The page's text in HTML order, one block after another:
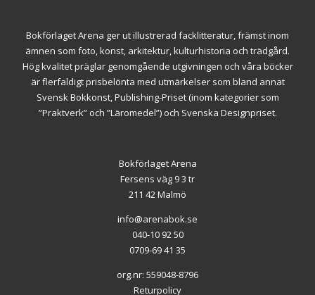
Bokförlaget Arena ger ut illustrerad facklitteratur, främst inom
ämnen som foto, konst, arkitektur, kulturhistoria och trädgård.
Hög kvalitet präglar genomgående utgivningen och våra böcker
är flerfaldigt prisbelönta med utmärkelser som bland annat
Svensk Bokkonst, Publishing-Priset (inom kategorier som
”Praktverk” och ”Läromedel”) och Svenska Designpriset.
Bokförlaget Arena
Fersens väg 9 3 tr
211 42 Malmö
info@arenabok.se
040-10 92 50
0709-69 41 35
org.nr: 559048-8796
Returpolicy